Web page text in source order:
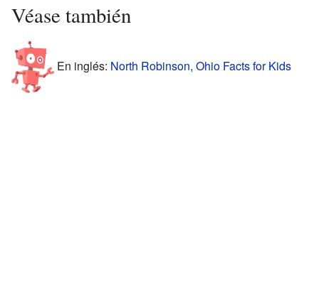
Véase también
En inglés: North Robinson, Ohio Facts for Kids